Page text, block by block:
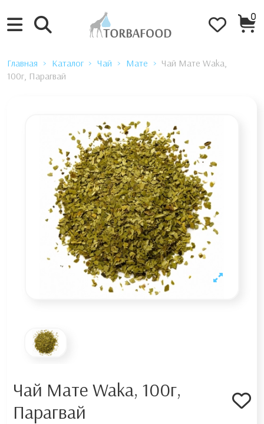
0
Главная Каталог Чай Мате
Чай Мате Waka,
100г, Парагвай
Чай Мате Waka, 100г,
Парагвай